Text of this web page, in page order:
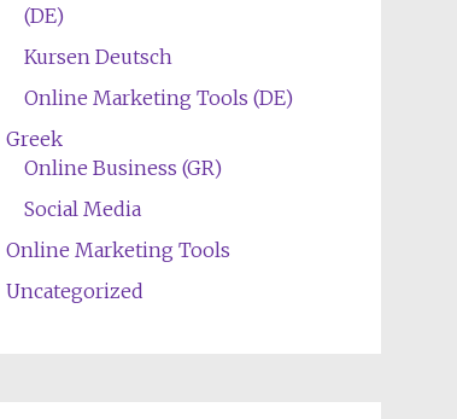
(DE)
Kursen Deutsch
Online Marketing Tools (DE)
Greek
Online Business (GR)
Social Media
Online Marketing Tools
Uncategorized